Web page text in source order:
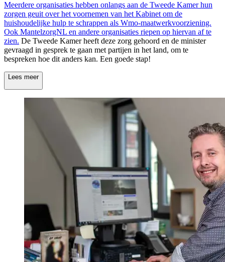
Meerdere organisaties hebben onlangs aan de Tweede Kamer hun
zorgen geuit over het voornemen van het Kabinet om de
huishoudelijke hulp te schrappen als Wmo-maatwerkvoorziening.
Ook MantelzorgNL en andere organisaties riepen op hiervan af te
zien. De Tweede Kamer heeft deze zorg gehoord en de minister
gevraagd in gesprek te gaan met partijen in het land, om te
bespreken hoe dit anders kan. Een goede stap!
Lees meer